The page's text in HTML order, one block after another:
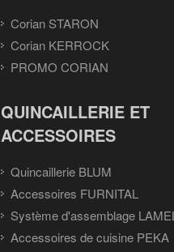
Corian STARON
Corian KERROCK
PROMO CORIAN
QUINCAILLERIE ET
ACCESSOIRES
Quincaillerie BLUM
Accessoires FURNITAL
Système d'assemblage
Accessoires de cuisine PEKA